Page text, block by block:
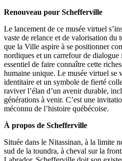
Renouveau pour Schefferville
Le lancement de ce musée virtuel
vaste de relance et de valorisation
que la Ville aspire à se positionner
nordiques et un carrefour de
essentiel de faire connaître cette
humaine unique. Le musée virtuel se
identitaire et un symbole de fierté
raviver l’élan d’un avenir durable,
générations à venir. C’est une
méconnu de l’histoire québécoise.
À propos de Schefferville
Située dans le Nitassinan, à la limite
sud de la toundra, à cheval sur la